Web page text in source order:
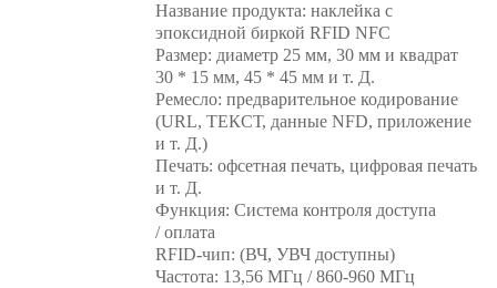
Название продукта: наклейка с
эпоксидной биркой RFID NFC
Размер: диаметр 25 мм, 30 мм и квадрат
30 * 15 мм, 45 * 45 мм и т. Д.
Ремесло: предварительное кодирование
(URL, ТЕКСТ, данные NFD, приложение
и т. Д.)
Печать: офсетная печать, цифровая печать
и т. Д.
Функция: Система контроля доступа
/ оплата
RFID-чип: (ВЧ, УВЧ доступны)
Частота: 13,56 МГц / 860-960 МГц